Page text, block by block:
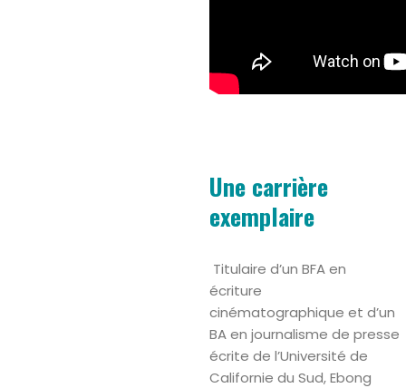
Une carrière
exemplaire
Titulaire d’un BFA en
écriture
cinématographique et d’un
BA en journalisme de presse
écrite de l’Université de
Californie du Sud, Ebong